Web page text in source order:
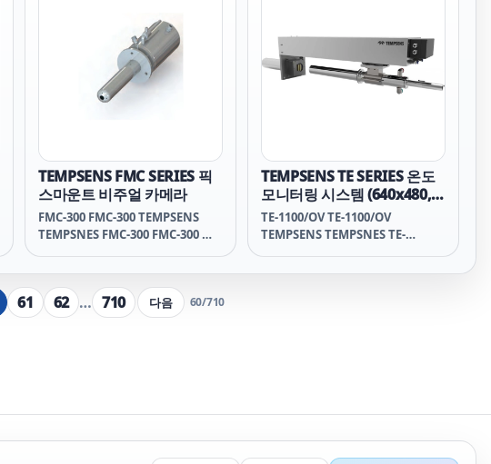
on non-magnetic substrates.
Mainly paint coatings, polymer
material coatings, bitumen,
and mastic coatings.
provides high accuracy even
on thin coatings, making it
ideal for industrial
applications, construction,
TEMPSENS FMC SERIES 픽
스마운트 비주얼 카메라
FMC-300 FMC-300 TEMPSENS
TEMPSNES FMC-300 FMC-300 템
100 FMC-100 TEMPSENS
TEMPSNES FMC-100 FMC-100 템
센스 템센스 FMC-100 FMC-100 템
FMC 100 템센스 템센스 FMC 100
FMC 100 템프센스 템프센스 FMC
TEMPSENS TE SERIES 온도
모니터링 시스템 (640x480,
700°C~1800°C)
TE-1100/OV TE-1100/OV
TEMPSENS TEMPSNES TE-
TEMPSENS TEMPSNES TE-750 TE-
750 템센스 템센스 TE-750 TE-750
61 62 … 710 다음 60/710